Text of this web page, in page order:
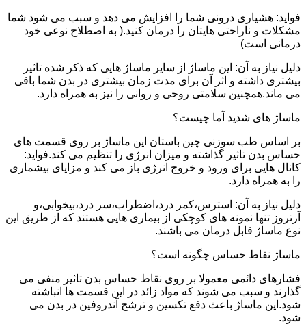
فواید: هشیاری درونی شما را افزایش می دهد و سبب می شود شما
مشکلات و ناراحتی هایتان را درمان کنید.( به اصطلاح نوعی خود
درمانی است)
دلیل نیاز به آن: این ماساژ از سایر ماساژ هایی که ذکر شده تاثیر
بیشتری داشته و اثر آن برای مدت زمان بیشتری در بدن شما باقی
می ماند.همچنین سلامتی روحی و روانی را نیز به همراه دارد.
ماساژ های شدید آما چیست؟
بر اساس طب سوزنی چین باستان این ماساژ بر روی قسمت های
حساس بدن تاثیر گذاشته و میزان انرژی را تنظیم می کند.فواید:
کانال هایی برای ورود و خروج انرژی باز می کند و مزایای بیشماری
را به همراه دارد.
دلیل نیاز به آن: استرس،کمر درد،اضطراب،سر درد،بیخوابی،و
آرتروز تنها نمونه های کوچکی از بیماری هایی هستند که از طریق این
نوع ماساژ قابل درمان می باشند.
ماساژ نقاط حساس چگونه است؟
فشارهای دائمی معمولا بر روی نقاط حساس بدن تاثیر منفی می
گذارند و سبب می شوند که مواد زائد در این قسمت ها انباشته
شود.این ماساژ باعث دفع تکسین و ترشح آندروفین در بدن می
شود.